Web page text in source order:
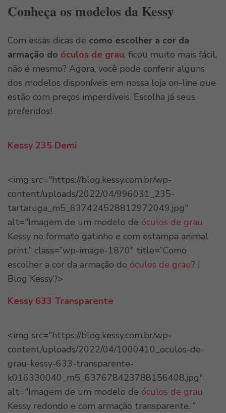
Conheça os modelos da Kessy
Com essas dicas de como escolher a cor da
armação do óculos de grau, ficou muito mais fácil,
não é mesmo? Agora, você pode conferir alguns
dos modelos disponíveis em nossa loja on-line que
estão com preços imperdíveis. Escolha já seus
preferidos!
Kessy 235 Demi
<img src="https://blog.kessy.com.br/wp-
content/uploads/2022/04/996031_235-
tartaruga_m5_637424528812972049.jpg"
alt="Imagem de um modelo de óculos de grau
Kessy no formato gatinho e com estampa animal
print.” class=”wp-image-1870″ title=”Como
escolher a cor da armação do óculos de grau? |
Blog Kessy”/>
Kessy 633 Transparente
<img src="https://blog.kessy.com.br/wp-
content/uploads/2022/04/1000410_oculos-de-
grau-kessy-633-transparente-
k016330040_m5_637678423788156408.jpg"
alt="Imagem de um modelo de óculos de grau
Kessy redondo e com armação transparente. ”